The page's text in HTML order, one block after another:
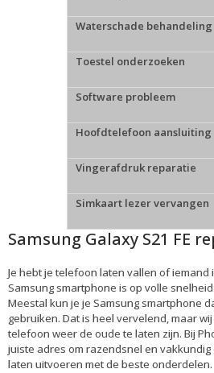
Waterschade behandeling
Toestel onderzoeken
Software probleem
Hoofdtelefoon aansluiting
Vingerafdruk reparatie
Simkaart lezer vervangen
Samsung Galaxy S21 FE
Je hebt je telefoon laten vallen of iemand
Samsung smartphone is op volle
Meestal kun je je Samsung smartphone
gebruiken. Dat is heel vervelend, maar
telefoon weer de oude te laten zijn. Bij
juiste adres om razendsnel en
laten uitvoeren met de beste onderdelen.